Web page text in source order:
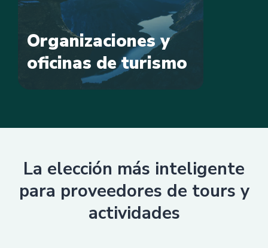
Organizaciones y
oficinas de turismo
La elección más inteligente
para proveedores de tours y
actividades